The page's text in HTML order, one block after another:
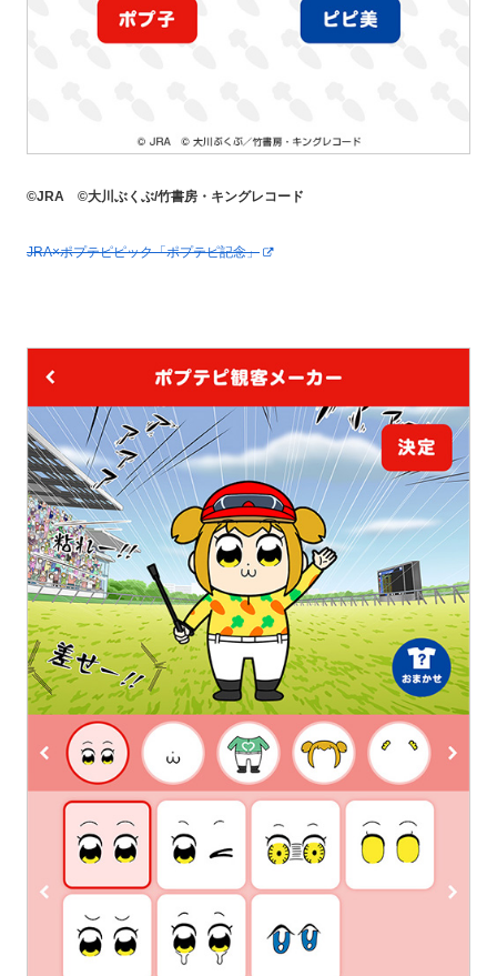
©JRA ©大川ぶくぶ/竹書房・キングレコード
JRA×ポプテピピック「ポプテピ記念」